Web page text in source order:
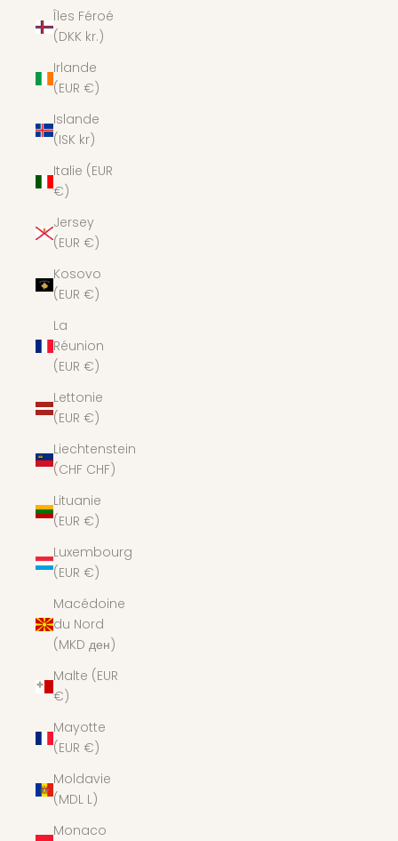
Îles Féroé
(DKK kr.)
Irlande
(EUR €)
Islande
(ISK kr)
Italie (EUR
€)
Jersey
(EUR €)
Kosovo
(EUR €)
La
Réunion
(EUR €)
Lettonie
(EUR €)
Liechtenstein
(CHF CHF)
Lituanie
(EUR €)
Luxembourg
(EUR €)
Macédoine
du Nord
(MKD ден)
Malte (EUR
€)
Mayotte
(EUR €)
Moldavie
(MDL L)
Monaco